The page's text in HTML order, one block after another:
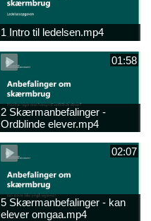
1 Intro til ledelsen.mp4
01:58
2 Skærmanbefalinger -
Ordblinde elever.mp4
02:07
5 Skærmanbefalinger - kan
elever omgaa.mp4